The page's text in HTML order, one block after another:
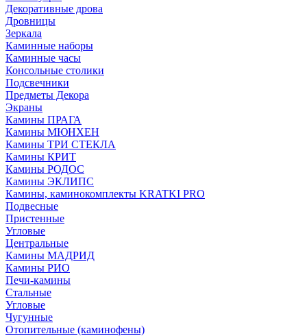
Декоративные дрова
Дровницы
Зеркала
Каминные наборы
Каминные часы
Консольные столики
Подсвечники
Предметы Декора
Экраны
Камины ПРАГА
Камины МЮНХЕН
Камины ТРИ СТЕКЛА
Камины КРИТ
Камины РОДОС
Камины ЭКЛИПС
Камины, каминокомплекты KRATKI PRO
Подвесные
Пристенные
Угловые
Центральные
Камины МАДРИД
Камины РИО
Печи-камины
Стальные
Угловые
Чугунные
Отопительные (каминофены)